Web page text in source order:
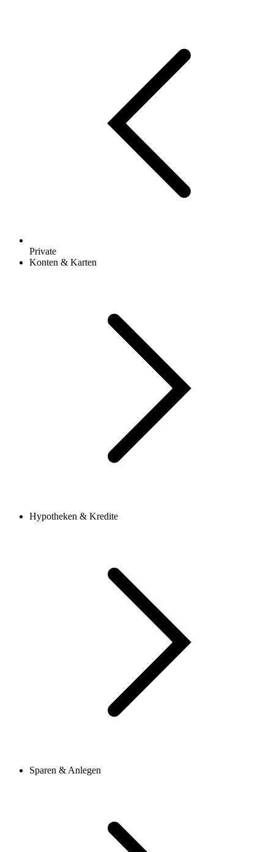
Private
Konten & Karten
Hypotheken & Kredite
Sparen & Anlegen